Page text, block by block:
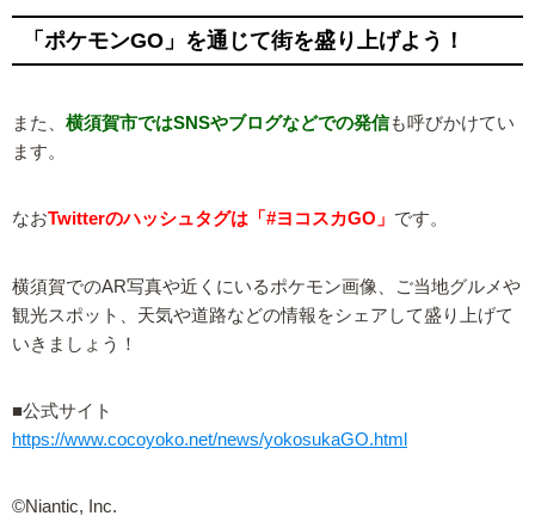
「ポケモンGO」を通じて街を盛り上げよう！
また、 横須賀市ではSNSやブログなどでの発信も呼びかけてい
ます。
なおTwitterのハッシュタグは「#ヨコスカGO」 です。
横須賀でのAR写真や近くにいるポケモン画像、ご当地グルメや
観光スポット、天気や道路などの情報をシェアして盛り上げて
いきましょう！
■公式サイト
https://www.cocoyoko.net/news/yokosukaGO.html
©Niantic, Inc.